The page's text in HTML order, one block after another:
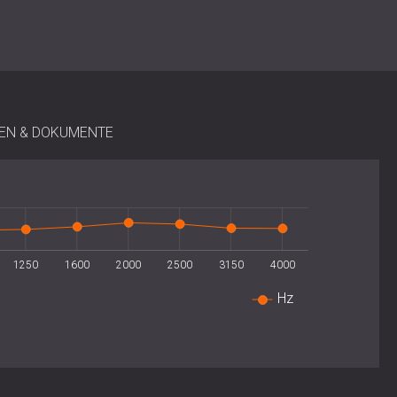
und räumlichen Gegebenheiten jedes Projekts
1000 × 600 mm; Sonderanfertigungen auf Anfrage
Kompressoren, Luftkanäle, Kältemaschinen,
& DOKUMENTE
1250 1600 2000 2500 3150 4000
Hz